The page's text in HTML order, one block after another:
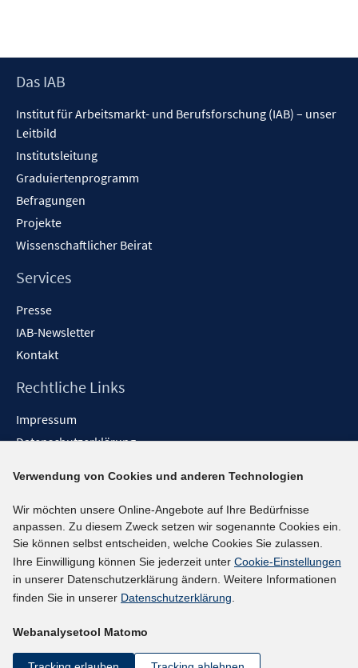
Footer
Das IAB
Institut für Arbeitsmarkt- und Berufsforschung (IAB) – unser
Leitbild
Institutsleitung
Graduiertenprogramm
Befragungen
Projekte
Wissenschaftlicher Beirat
Services
Presse
IAB-Newsletter
Kontakt
Rechtliche Links
Impressum
Datenschutzerklärung
Barrieren melden
Social-Media-Kanäle
BlueSky
YouTube
LinkedIn
kununu
Netiquette
Verwendung von Cookies und anderen Technologien
Wir möchten unsere Online-Angebote auf Ihre Bedürfnisse
anpassen. Zu diesem Zweck setzen wir sogenannte Cookies ein.
Sie können selbst entscheiden, welche Cookies Sie zulassen.
Ihre Einwilligung können Sie jederzeit unter Cookie-Einstellungen
in unserer Datenschutzerklärung ändern. Weitere Informationen
finden Sie in unserer Datenschutzerklärung.
Webanalysetool Matomo